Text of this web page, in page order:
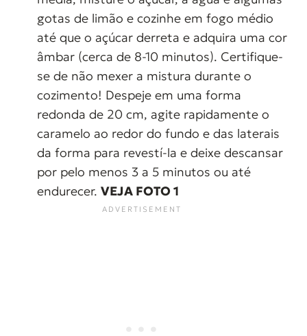
gotas de limão e cozinhe em fogo médio
até que o açúcar derreta e adquira uma cor
âmbar (cerca de 8-10 minutos). Certifique-
se de não mexer a mistura durante o
cozimento! Despeje em uma forma
redonda de 20 cm, agite rapidamente o
caramelo ao redor do fundo e das laterais
da forma para revestí-la e deixe descansar
por pelo menos 3 a 5 minutos ou até
endurecer. VEJA FOTO 1